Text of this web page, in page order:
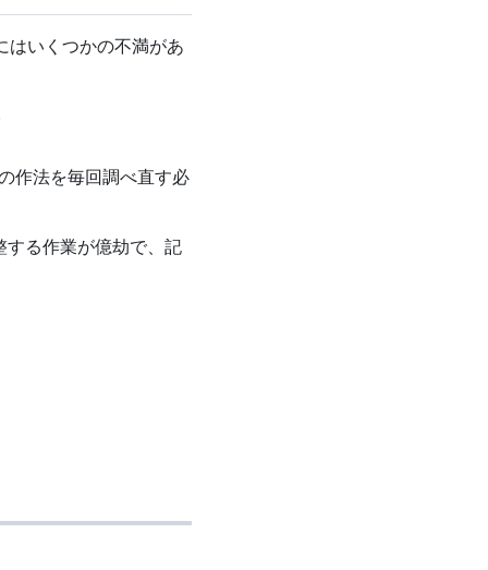
はいくつかの不満があ
作法を毎回調べ直す必
る作業が億劫で、記